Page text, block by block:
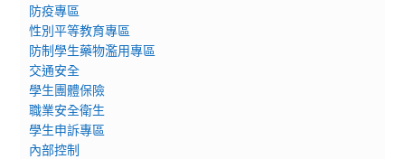
防疫專區
性別平等教育專區
防制學生藥物濫用專區
交通安全
學生團體保險
職業安全衛生
學生申訴專區
內部控制